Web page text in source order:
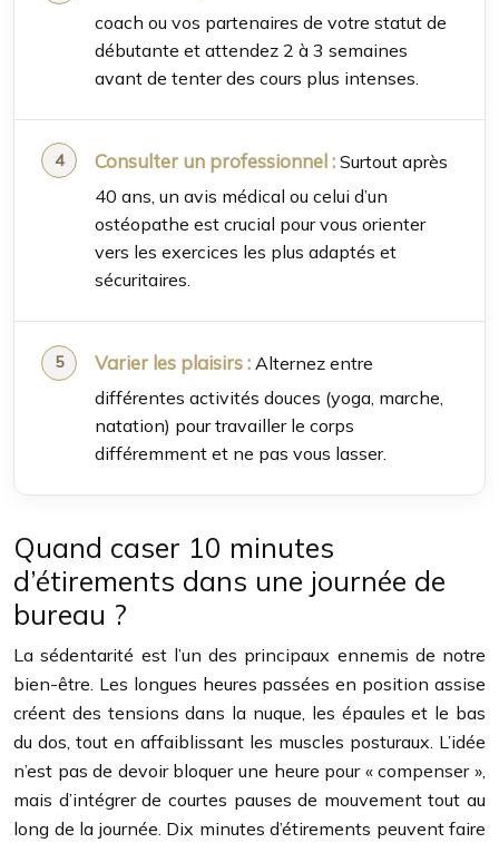
coach ou vos partenaires de votre statut de
débutante et attendez 2 à 3 semaines
avant de tenter des cours plus intenses.
Consulter un professionnel : Surtout après
40 ans, un avis médical ou celui d’un
ostéopathe est crucial pour vous orienter
vers les exercices les plus adaptés et
sécuritaires.
Varier les plaisirs : Alternez entre
différentes activités douces (yoga, marche,
natation) pour travailler le corps
différemment et ne pas vous lasser.
Quand caser 10 minutes
d’étirements dans une journée de
bureau ?
La sédentarité est l’un des principaux ennemis de notre
bien-être. Les longues heures passées en position assise
créent des tensions dans la nuque, les épaules et le bas
du dos, tout en affaiblissant les muscles posturaux. L’idée
n’est pas de devoir bloquer une heure pour « compenser »,
mais d’intégrer de courtes pauses de mouvement tout au
long de la journée. Dix minutes d’étirements peuvent faire